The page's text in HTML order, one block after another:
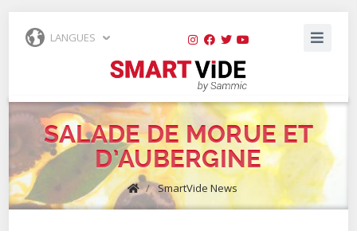
LANGUES
SALADE DE MORUE ET
D’AUBERGINE
/ SmartVide News